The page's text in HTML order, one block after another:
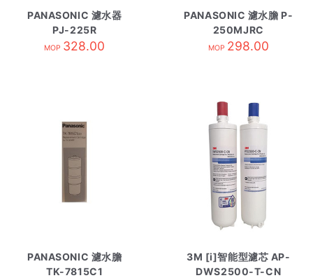
PANASONIC 濾水器
PJ-225R
MOP 328.00
PANASONIC 濾水膽 P-
250MJRC
MOP 298.00
PANASONIC 濾水膽
TK-7815C1
3M [i]智能型濾芯 AP-
DWS2500-T-CN